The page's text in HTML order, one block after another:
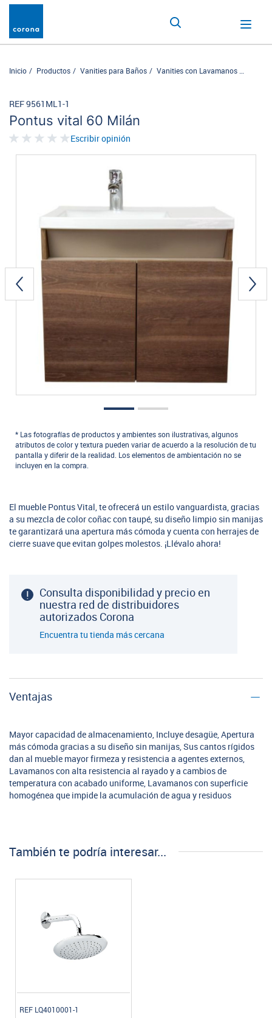
Inicio Productos Vanities para Baños Vanities con Lavamanos
Pontus vital 60 Milán
REF 9561ML1-1
Escribir opinión
* Las fotografías de productos y ambientes son ilustrativas, algunos
atributos de color y textura pueden variar de acuerdo a la resolución de tu
pantalla y diferir de la realidad. Los elementos de ambientación no se
incluyen en la compra.
El mueble Pontus Vital, te ofrecerá un estilo vanguardista, gracias
a su mezcla de color coñac con taupé, su diseño limpio sin manijas
te garantizará una apertura más cómoda y cuenta con herrajes de
cierre suave que evitan golpes molestos. ¡Llévalo ahora!
Consulta disponibilidad y precio en
nuestra red de distribuidores
autorizados Corona
Encuentra tu tienda más cercana
Ventajas
Mayor capacidad de almacenamiento, Incluye desagüe, Apertura
más cómoda gracias a su diseño sin manijas, Sus cantos rígidos
dan al mueble mayor firmeza y resistencia a agentes externos,
Lavamanos con alta resistencia al rayado y a cambios de
temperatura con acabado uniforme, Lavamanos con superficie
homogénea que impide la acumulación de agua y residuos
También te podría interesar...
REF LQ4010001-1